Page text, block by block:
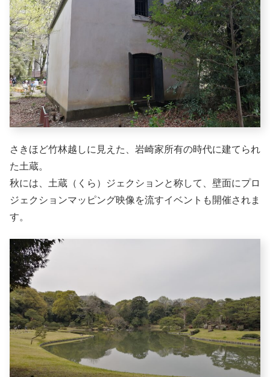
さきほど竹林越しに見えた、岩崎家所有の時代に建てられ
た土蔵。
秋には、土蔵（くら）ジェクションと称して、壁面にプロ
ジェクションマッピング映像を流すイベントも開催されま
す。